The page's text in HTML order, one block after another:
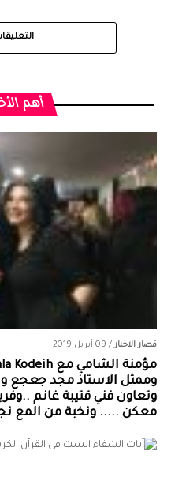
أهم
قصار الاخبار/ 09 أبريل 2019
وممثل الاستاذ مجد جعجع
وتعاون فني قتيبة غانم
معكن ..... ونخبة من المع